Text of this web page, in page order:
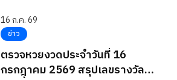
16 ก.ค. 69
ข่าว
ตรวจหวยงวดประจำวันที่ 16
กรกฎาคม 2569 สรุปเลขรางวัล